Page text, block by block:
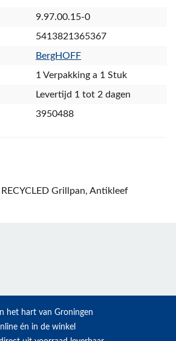
9.97.00.15-0
5413821365367
BergHOFF
1 Verpakking a 1 Stuk
Levertijd 1 tot 2 dagen
3950488
Grillpan, Antikleef
het hart van Groningen
én in de winkel